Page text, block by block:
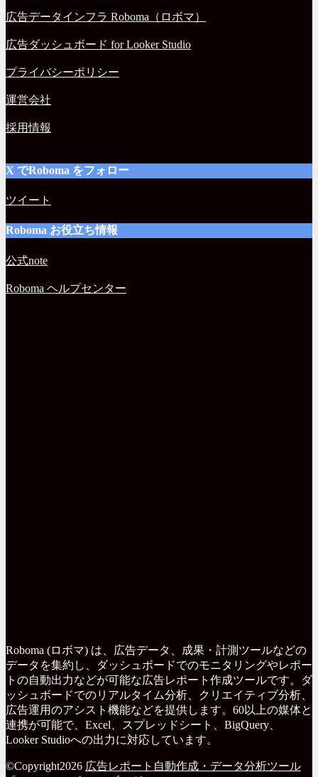
広告データインフラ Roboma（ロボマ）
広告ダッシュボード for Looker Studio
プライバシーポリシー
運営会社
採用情報
X でRoboma をフォロー
ツイート
Roboma お役立ち情報
公式note
Roboma ヘルプセンター
Roboma (ロボマ) は、広告データ、成果・計測ツールなどの
データを集約し、ダッシュボードでのモニタリングやレポー
トの自動出力などが可能な広告レポート作成ツールです。ダ
ッシュボードでのリアルタイム分析、クリエイティブ分析、
広告運用のアシスト機能などを提供します。60以上の媒体と
連携が可能で、Excel、スプレッドシート、BigQuery、
Looker Studioへの出力に対応しています。
©Copyright2026 広告レポート自動作成・データ分析ツール